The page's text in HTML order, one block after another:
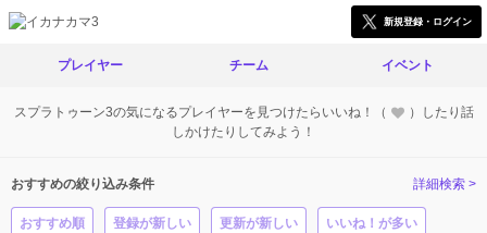
新規登録・ログイン
プレイヤー チーム イベント
スプラトゥーン3の気になるプレイヤーを見つけたらいいね！（
）したり話
しかけたりしてみよう！
おすすめの絞り込み条件
おすすめ順 登録が新しい 更新が新しい いいね！が多い
詳細検索 >